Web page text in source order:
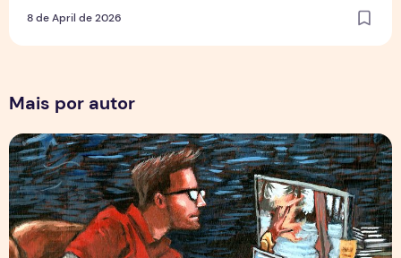
8 de April de 2026
Mais por autor
Por Trás dos Pixels